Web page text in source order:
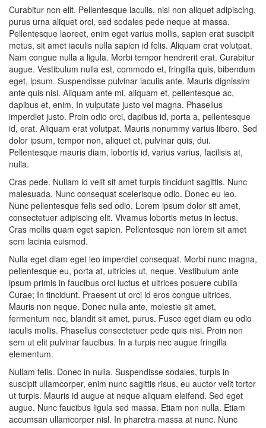
Curabitur non elit. Pellentesque iaculis, nisl non aliquet adipiscing,
purus urna aliquet orci, sed sodales pede neque at massa.
Pellentesque laoreet, enim eget varius mollis, sapien erat suscipit
metus, sit amet iaculis nulla sapien id felis. Aliquam erat volutpat.
Nam congue nulla a ligula. Morbi tempor hendrerit erat. Curabitur
augue. Vestibulum nulla est, commodo et, fringilla quis, bibendum
eget, ipsum. Suspendisse pulvinar iaculis ante. Mauris dignissim
ante quis nisi. Aliquam ante mi, aliquam et, pellentesque ac,
dapibus et, enim. In vulputate justo vel magna. Phasellus
imperdiet justo. Proin odio orci, dapibus id, porta a, pellentesque
id, erat. Aliquam erat volutpat. Mauris nonummy varius libero. Sed
dolor ipsum, tempor non, aliquet et, pulvinar quis, dui.
Pellentesque mauris diam, lobortis id, varius varius, facilisis at,
nulla.
Cras pede. Nullam id velit sit amet turpis tincidunt sagittis. Nunc
malesuada. Nunc consequat scelerisque odio. Donec eu leo.
Nunc pellentesque felis sed odio. Lorem ipsum dolor sit amet,
consectetuer adipiscing elit. Vivamus lobortis metus in lectus.
Cras mollis quam eget sapien. Pellentesque non lorem sit amet
sem lacinia euismod.
Nulla eget diam eget leo imperdiet consequat. Morbi nunc magna,
pellentesque eu, porta at, ultricies ut, neque. Vestibulum ante
ipsum primis in faucibus orci luctus et ultrices posuere cubilia
Curae; In tincidunt. Praesent ut orci id eros congue ultrices.
Mauris non neque. Donec nulla ante, molestie sit amet,
fermentum nec, blandit sit amet, purus. Fusce eget diam eu odio
iaculis mollis. Phasellus consectetuer pede quis nisi. Proin non
sem ut elit pulvinar faucibus. In a turpis nec augue fringilla
elementum.
Nullam felis. Donec in nulla. Suspendisse sodales, turpis in
suscipit ullamcorper, enim nunc sagittis risus, eu auctor velit tortor
ut turpis. Mauris id augue at neque aliquam eleifend. Sed eget
augue. Nunc faucibus ligula sed massa. Etiam non nulla. Etiam
accumsan ullamcorper nisl. In pharetra massa at nunc. Nunc